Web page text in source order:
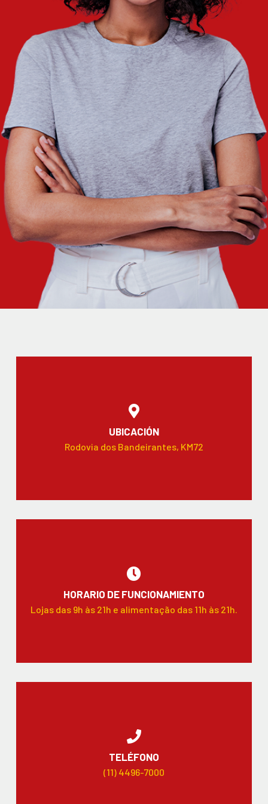
UBICACIÓN
Rodovia dos Bandeirantes, KM72
HORARIO DE FUNCIONAMIENTO
Lojas das 9h às 21h e alimentação das 11h às 21h.
TELÉFONO
(11) 4496-7000